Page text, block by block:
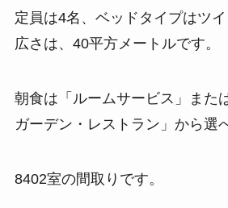
定員は4名、ベッドタイプはツイ
広さは、40平方メートルです。
朝食は「ルームサービス」また
ガーデン・レストラン」から選
8402室の間取りです。